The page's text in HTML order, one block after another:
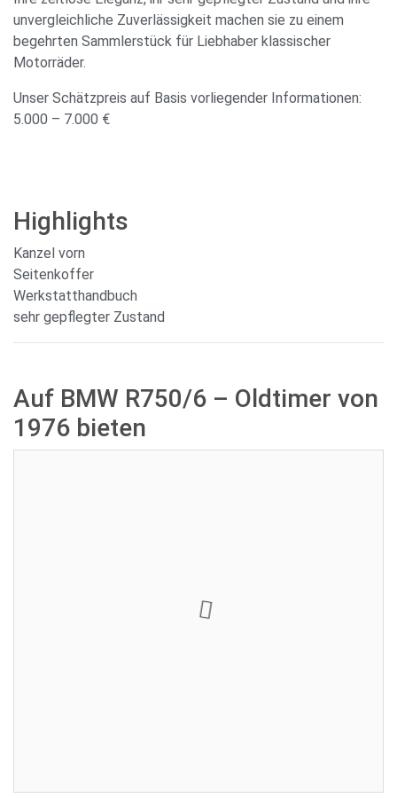
unvergleichliche Zuverlässigkeit machen sie zu einem
begehrten Sammlerstück für Liebhaber klassischer
Motorräder.
Unser Schätzpreis auf Basis vorliegender Informationen:
5.000 – 7.000 €
Highlights
Kanzel vorn
Seitenkoffer
Werkstatthandbuch
sehr gepflegter Zustand
Auf BMW R750/6 – Oldtimer von
1976 bieten